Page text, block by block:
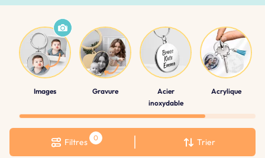
Images Gravure
Acier
inoxydable
Acrylique
Filtres Trier